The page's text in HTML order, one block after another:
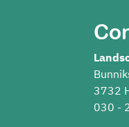
3732
030 -